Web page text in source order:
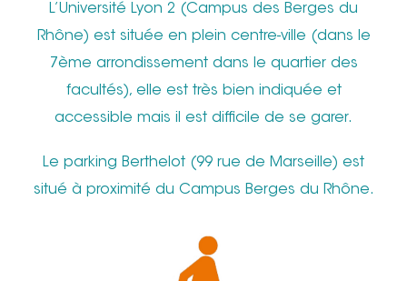
L’Université Lyon 2 (Campus des Berges du
Rhône) est située en plein centre-ville (dans le
7ème arrondissement dans le quartier des
facultés), elle est très bien indiquée et
accessible mais il est difficile de se garer.
Le parking Berthelot (99 rue de Marseille) est
situé à proximité du Campus Berges du Rhône.